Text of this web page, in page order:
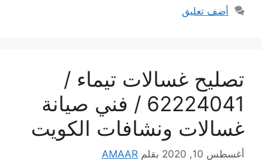
أضف تعليق
تصليح غسالات تيماء /
62224041 / فني صيانة
غسالات ونشافات الكويت
أغسطس 10, 2020 بقلم AMAAR